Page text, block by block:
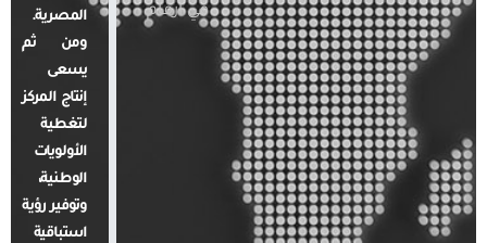
في أرقام
المصرية.
ومن ثم
يسعى
إنتاج المركز
لتغطية
الأولويات
الوطنية،
وتوفير رؤية
استباقية